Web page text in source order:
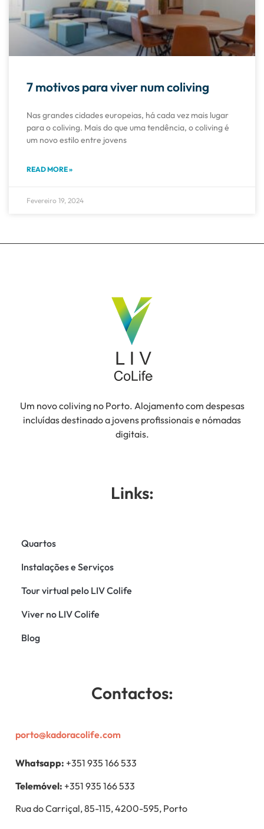
7 motivos para viver num coliving
Nas grandes cidades europeias, há cada vez mais lugar
para o coliving. Mais do que uma tendência, o coliving é
um novo estilo entre jovens
READ MORE »
Fevereiro 19, 2024
Um novo coliving no Porto. Alojamento com despesas
incluídas destinado a jovens profissionais e nómadas
digitais.
Links:
Quartos
Instalações e Serviços
Tour virtual pelo LIV Colife
Viver no LIV Colife
Blog
Contactos:
porto@kadoracolife.com
Whatsapp: +351 935 166 533
Telemóvel: +351 935 166 533
Rua do Carriçal, 85-115, 4200-595, Porto